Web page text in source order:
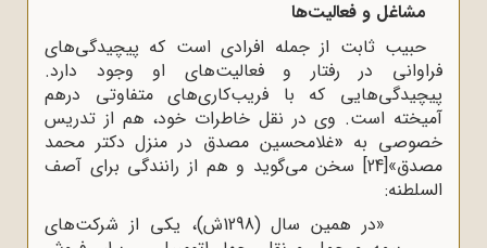
مشاغل و فعالیت‌ها
حبیب ثابت از جمله افرادی است که پیچیدگی‌های
فراوانی در رفتار و فعالیت‌های او وجود دارد.
پیچیدگی‌هایی که با فریب‌کاری‌های متفاوتی درهم
آمیخته است. وی در نقل خاطرات خود، هم از تدریس
خصوصی به «غلامحسین مصدق در منزل دکتر محمد
مصدق»[24] سخن می‌گوید و هم از رانندگی برای آصف
السلطنه:
«در همین سال (1298ش)، یکی از شرکت‌های